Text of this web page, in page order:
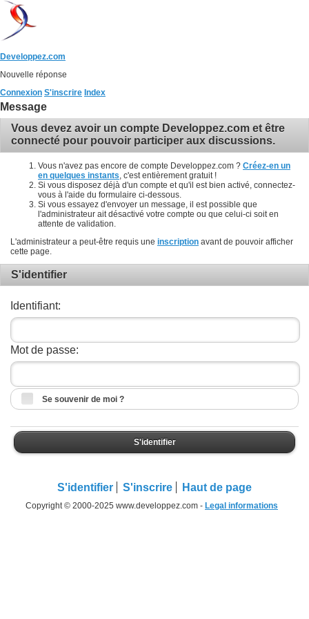
Developpez.com
Nouvelle réponse
Connexion S'inscrire Index
Message
Vous devez avoir un compte Developpez.com et être
connecté pour pouvoir participer aux discussions.
Vous n'avez pas encore de compte Developpez.com ? Créez-en un
en quelques instants , c'est entièrement gratuit !
Si vous disposez déjà d'un compte et qu'il est bien activé, connectez-
vous à l'aide du formulaire ci-dessous.
Si vous essayez d'envoyer un message, il est possible que
l'administrateur ait désactivé votre compte ou que celui-ci soit en
attente de validation.
L'administrateur a peut-être requis une inscription avant de pouvoir afficher
cette page.
S'identifier
Identifiant:
Mot de passe:
Se souvenir de moi ?
S'identifier
S'identifier S'inscrire Haut de page
Copyright © 2000-2025 www.developpez.com - Legal informations